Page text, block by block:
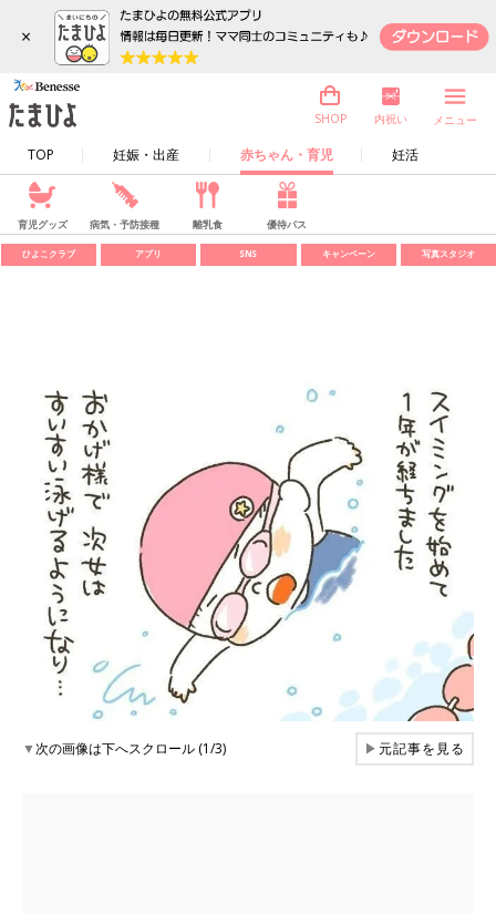
×
TOP 妊娠・出産 赤ちゃん・育児 妊活
SHOP 内祝い メニュー
育児グッズ 病気・予防接種 離乳食 優待パス
ひよこクラブ アプリ SNS キャンペーン 写真スタジオ
▼次の画像は下へスクロール (1/3) ▶元記事を見る